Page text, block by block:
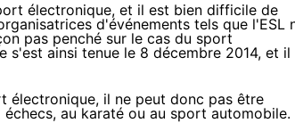
électronique, et il est bien difficile de
d'événements tels que l'ESL
pas penché sur le cas du sport
s'est ainsi tenue le 8 décembre 2014, et il
électronique, il ne peut donc pas être
au karaté ou au sport automobile.